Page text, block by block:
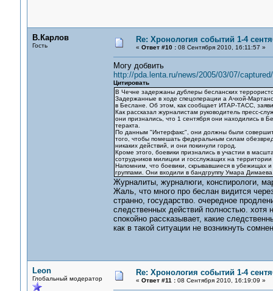
В.Карлов
Гость
Re: Хронология событий 1-4
« Ответ #10 :08 Сентября 2010, 16:11:57 »
Могу добвить
http://pda.lenta.ru/news/2005/03/07/captured/
Цитировать
В Чечне задержаны дублеры бесланских
Задержанные в ходе спецоперации а Ачхой-
в Беслане. Об этом, как сообщает ИТАР-ТАСС,
Как рассказал журналистам руководитель пресс-
они признались, что 1 сентября они находились в
теракта.
По данным "Интерфакс", они должны были
того, чтобы помешать федеральным силам
никаких действий, и они покинули город.
Кроме этого, боевики признались в участии в
сотрудников милиции и госслужащих на
Напомним, что боевики, скрывавшиеся в убежищах
группами. Они входили в бандгруппу Умара
Журналиты, журналюги, конспирологи,
Жаль, что много про беслан видится
странно, государство. очередное
следственных действий полностью. хотя
спокойно рассказывает, какие
как в такой ситуации не возникнуть
Leon
Глобальный модератор
Re: Хронология событий 1-4
« Ответ #11 :08 Сентября 2010, 16:19:09 »